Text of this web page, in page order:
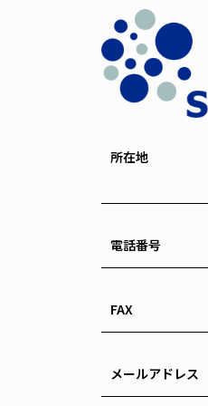
所在地
電話番号
FAX
メールアドレス